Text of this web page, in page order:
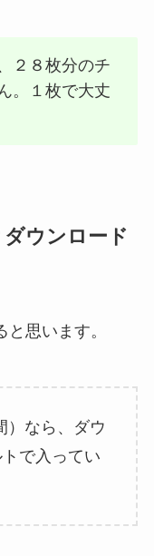
２８枚分のチ
。１枚で大丈
ウンロード
思います。
）なら、ダウ
で入ってい